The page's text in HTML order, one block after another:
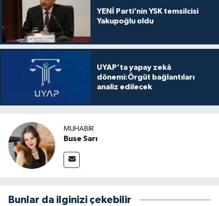
YENİ Parti’nin YSK temsilcisi
Yakupoğlu oldu
UYAP’ta yapay zekâ
dönemi:Örgüt bağlantıları
analiz edilecek
MUHABIR
Buse Sarı
Bunlar da ilginizi çekebilir